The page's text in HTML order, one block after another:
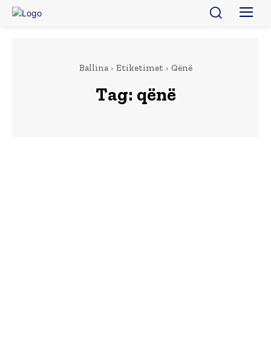
Ballina Etiketimet Qënë
Tag: qënë